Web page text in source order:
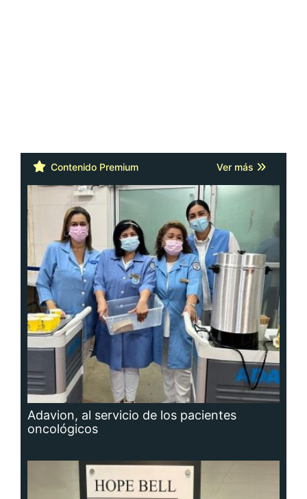
Contenido Premium Ver más
Adavion, al servicio de los pacientes
oncológicos